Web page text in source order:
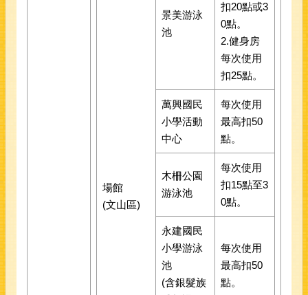
場館
(文山區)
景美游泳
池
扣20點或3
0點。
2.健身房
每次使用
扣25點。
萬興國民
小學活動
中心
每次使用
最高扣50
點。
木柵公園
游泳池
每次使用
扣15點至3
0點。
永建國民
小學游泳
池
(含銀髮族
每次使用
最高扣50
點。